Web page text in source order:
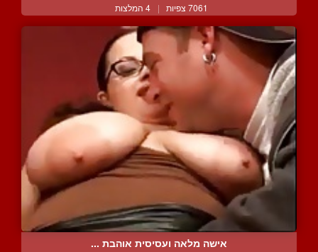
7061 צפיות | 4 המלצות
אישה מלאה ועסיסית אוהבת ...